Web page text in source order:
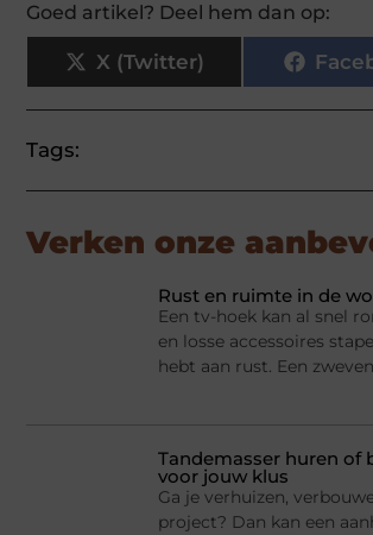
Goed artikel? Deel hem dan op:
X (Twitter)
Tags:
Verken onze
Rust en ruimte in de
Een tv-hoek kan al snel
en losse accessoires
hebt aan rust. Een
Tandemasser huren of
voor jouw klus
Ga je verhuizen,
project? Dan kan een